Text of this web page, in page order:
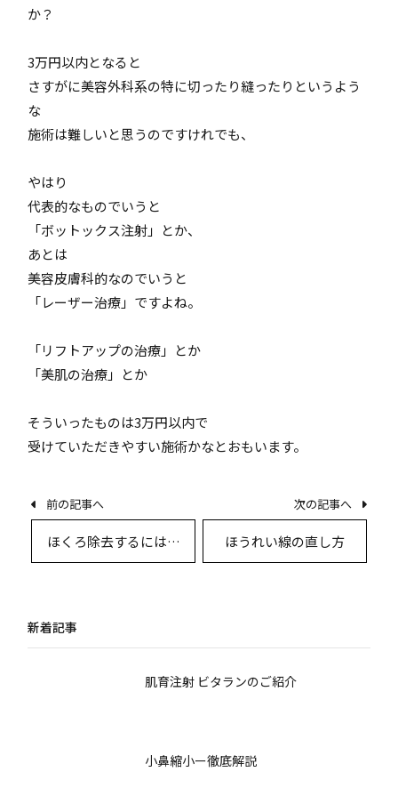
か？
3万円以内となると
さすがに美容外科系の特に切ったり縫ったりというよう
な
施術は難しいと思うのですけれでも、
やはり
代表的なものでいうと
「ボットックス注射」とか、
あとは
美容皮膚科的なのでいうと
「レーザー治療」ですよね。
「リフトアップの治療」とか
「美肌の治療」とか
そういったものは3万円以内で
受けていただきやすい施術かなとおもいます。
前の記事へ
ほくろ除去するにはど
のくらいの時間がかか
次の記事へ
ほうれい線の直し方
新着記事
肌育注射 ビタランのご紹介
小鼻縮小ー徹底解説